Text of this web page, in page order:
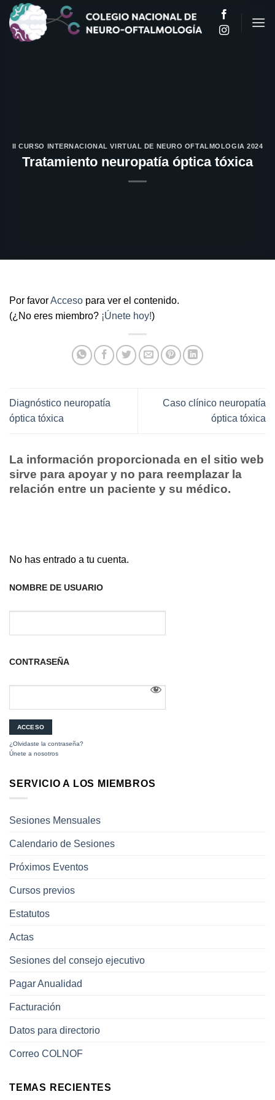
Saltar
contenido
II CURSO INTERNACIONAL VIRTUAL DE NEURO OFTALMOLOGIA 2024
Tratamiento neuropatía óptica tóxica
Por favorAcceso para ver el contenido.
(¿No eres miembro? ¡Únete hoy!)
Diagnóstico neuropatía
óptica tóxica
Caso clínico neuropatía
óptica tóxica
La información proporcionada en el sitio web
sirve para apoyar y no para reemplazar la
relación entre un paciente y su médico.
No has entrado a tu cuenta.
NOMBRE DE USUARIO
CONTRASEÑA
¿Olvidaste la contraseña?
Únete a nosotros
SERVICIO A LOS MIEMBROS
Sesiones Mensuales
Calendario de Sesiones
Próximos Eventos
Cursos previos
Estatutos
Actas
Sesiones del consejo ejecutivo
Pagar Anualidad
Facturación
Datos para directorio
Correo COLNOF
TEMAS RECIENTES